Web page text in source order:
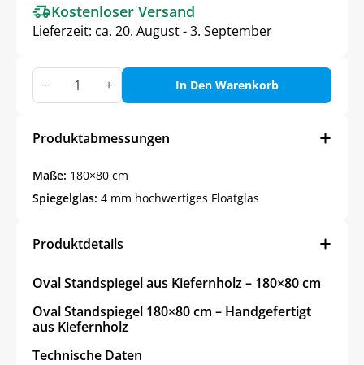
343,95€
240,38€.
Kostenloser Versand
Lieferzeit: ca. 20. August - 3. September
Oval
Standspiegel
aus
180x80
In Den Warenkorb
Produktabmessungen
Maße: 180×80 cm
Spiegelglas: 4 mm hochwertiges Floatglas
Produktdetails
Oval Standspiegel aus Kiefernholz – 180×80 cm
Oval Standspiegel 180×80 cm – Handgefertigt
aus Kiefernholz
Technische Daten